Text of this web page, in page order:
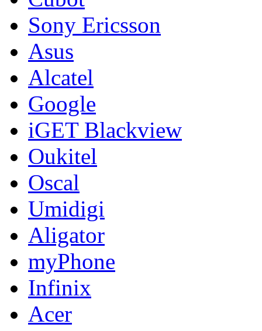
Sony Ericsson
Asus
Alcatel
Google
iGET Blackview
Oukitel
Oscal
Umidigi
Aligator
myPhone
Infinix
Acer